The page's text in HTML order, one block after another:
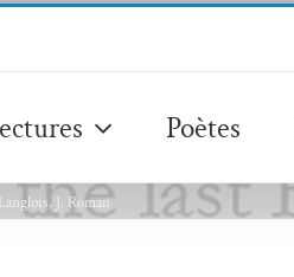
Poètes
J. Roman